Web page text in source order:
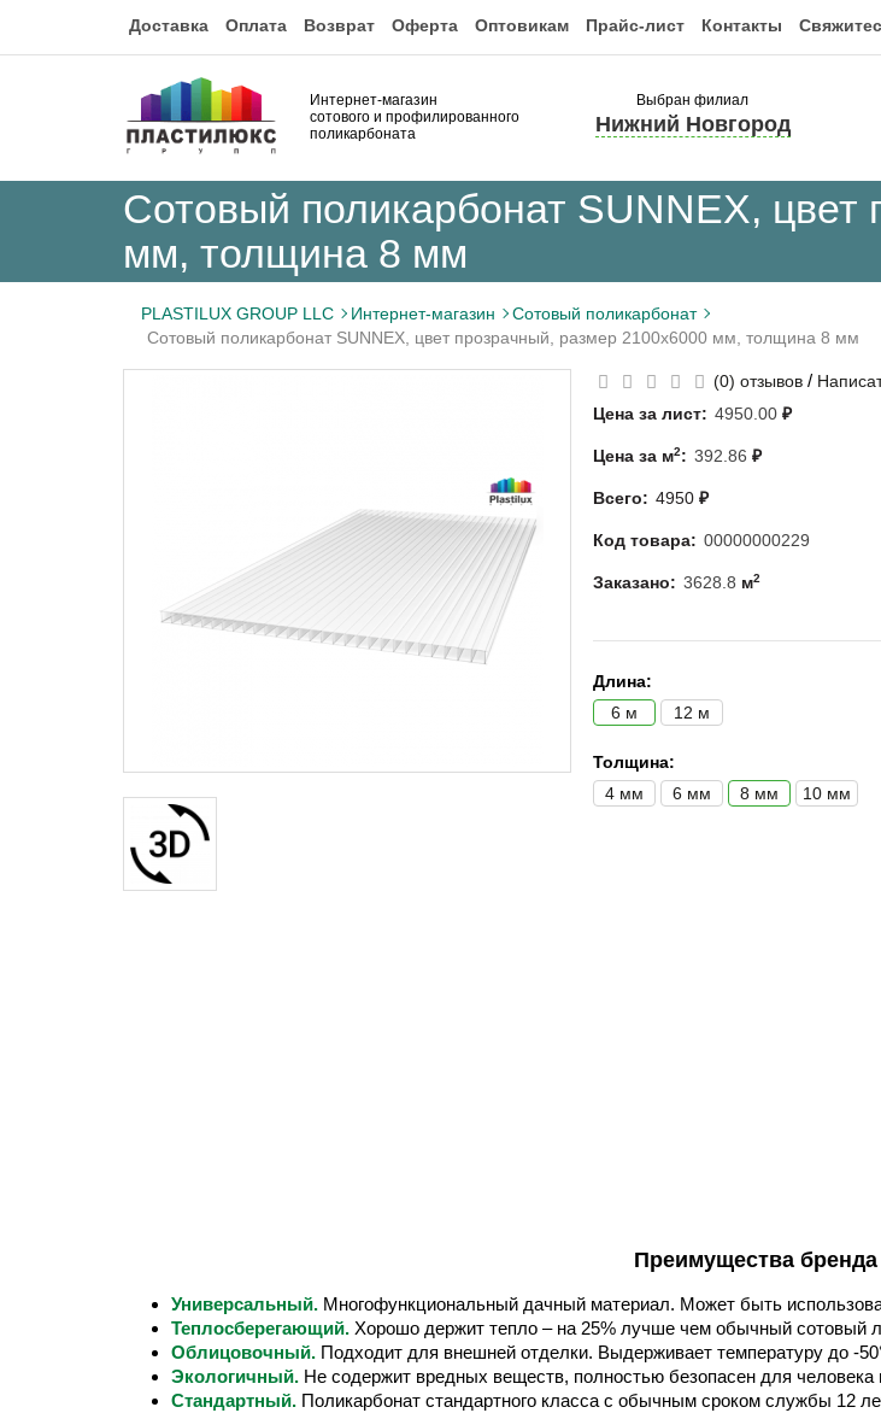
Доставка Оплата Возврат Оферта Оптовикам Прайс-лист Контакты
Интернет-магазин
сотового и профилированного
поликарбоната
Выбран филиал
Нижний Новгород
Сотовый поликарбонат SUNNEX,
мм, толщина 8 мм
PLASTILUX GROUP LLC Интернет-магазин
Сотовый поликарбонат
Сотовый поликарбонат SUNNEX, цвет прозрачный, размер 2100x6000 мм, толщина 8 мм
(0) отзывов /
Цена за лист: 4950.00 ₽
Цена за м2: 392.86 ₽
Всего: 4950 ₽
Код товара: 00000000229
Заказано: 3628.8 м2
Длина:
6 м
12 м
Толщина:
4 мм
6 мм 8 мм 10 мм
Преимущества бренда
Универсальный. Многофункциональный дачный материал. Может быть
Теплосберегающий. Хорошо держит тепло – на 25% лучше чем обычный сотовый
Облицовочный. Подходит для внешней отделки. Выдерживает температуру до -
Экологичный. Не содержит вредных веществ, полностью безопасен для
Стандартный. Поликарбонат стандартного класса с обычным сроком службы 12